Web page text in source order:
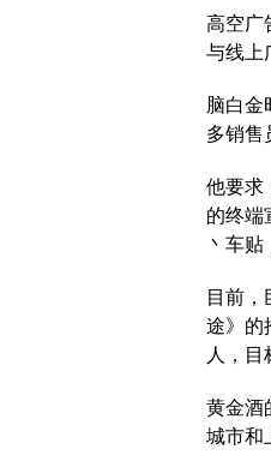
高空广
与线上
脑白金
多销售
他要求
的终端
丶车贴
目前
途》的
人，目
黄金酒
城市和